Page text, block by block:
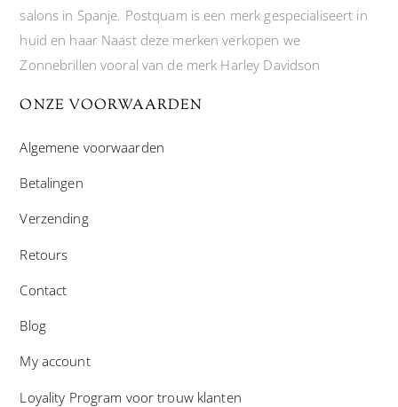
salons in Spanje. Postquam is een merk gespecialiseert in
huid en haar Naast deze merken verkopen we
Zonnebrillen vooral van de merk Harley Davidson
ONZE VOORWAARDEN
Algemene voorwaarden
Betalingen
Verzending
Retours
Contact
Blog
My account
Loyality Program voor trouw klanten